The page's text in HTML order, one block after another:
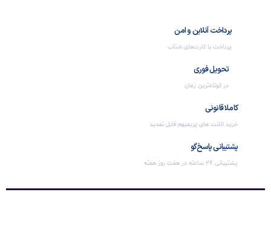
پرداخت آنلاین و امن
پرداخت با کارت‌های شتاب
تحویل فوری
در کوتاه‌ترین زمان
کاملا قانونی
خرید اکانت های پریمیوم قابل تمدید
پشتیبانی پاسخ‌گو
پشتیبانی 24 ساعته در هفت روز هفته